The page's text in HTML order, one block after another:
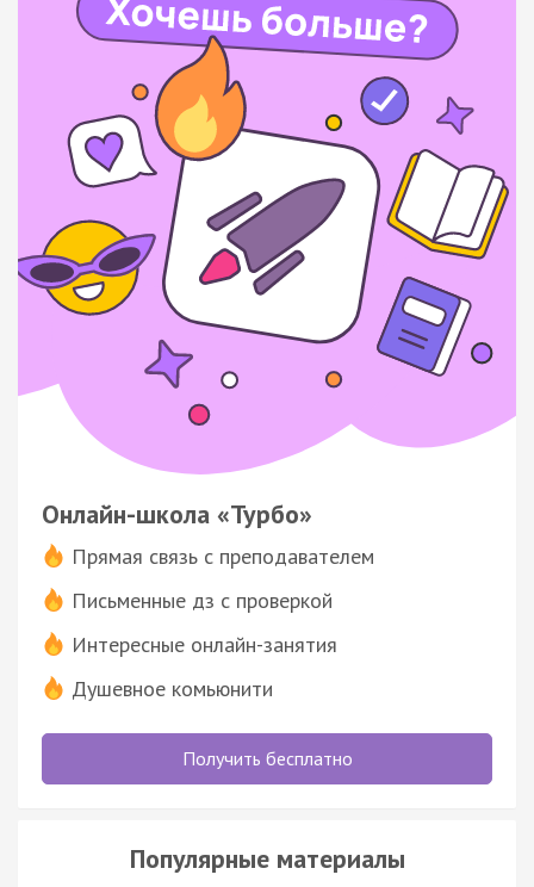
Онлайн-школа «Турбо»
Прямая связь с преподавателем
Письменные дз с проверкой
Интересные онлайн-занятия
Душевное комьюнити
Получить бесплатно
Популярные материалы